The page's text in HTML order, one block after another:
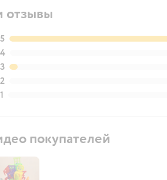
отзывы
5
4
3
2
1
покупателей